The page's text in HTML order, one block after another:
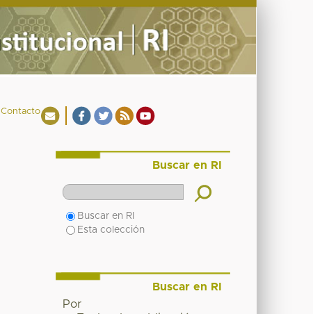
Contacto
Buscar en RI
Buscar en RI
Esta colección
Buscar en RI
Por